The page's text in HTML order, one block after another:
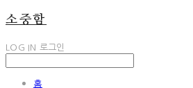
소중함
LOG IN 로그인
홈